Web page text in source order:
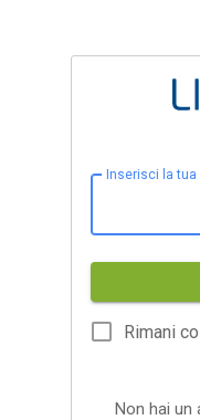
Inserisci la tua
Rimani
Non hai un